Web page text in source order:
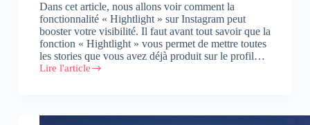
Dans cet article, nous allons voir comment la
fonctionnalité « Hightlight » sur Instagram peut
booster votre visibilité. Il faut avant tout savoir que la
fonction « Hightlight » vous permet de mettre toutes
les stories que vous avez déjà produit sur le profil…
Lire l'article
Booster